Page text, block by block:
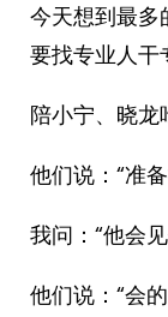
今天想到最多
要找专业人干
陪小宁、晓龙
他们说：“准
我问：“他会
他们说：“会